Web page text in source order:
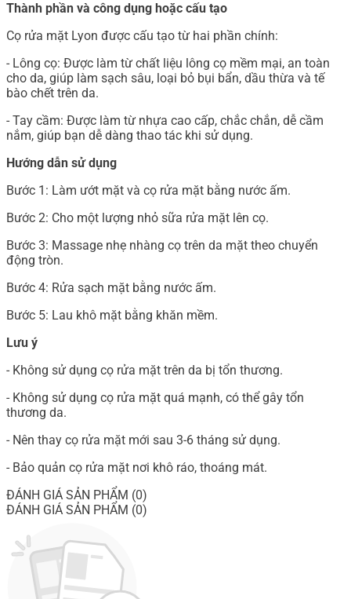
Thành phần và công dụng hoặc cấu tạo
Cọ rửa mặt Lyon được cấu tạo từ hai phần chính:
- Lông cọ: Được làm từ chất liệu lông cọ mềm mại, an toàn
cho da, giúp làm sạch sâu, loại bỏ bụi bẩn, dầu thừa và tế
bào chết trên da.
- Tay cầm: Được làm từ nhựa cao cấp, chắc chắn, dễ cầm
nắm, giúp bạn dễ dàng thao tác khi sử dụng.
Hướng dẫn sử dụng
Bước 1: Làm ướt mặt và cọ rửa mặt bằng nước ấm.
Bước 2: Cho một lượng nhỏ sữa rửa mặt lên cọ.
Bước 3: Massage nhẹ nhàng cọ trên da mặt theo chuyển
động tròn.
Bước 4: Rửa sạch mặt bằng nước ấm.
Bước 5: Lau khô mặt bằng khăn mềm.
Lưu ý
- Không sử dụng cọ rửa mặt trên da bị tổn thương.
- Không sử dụng cọ rửa mặt quá mạnh, có thể gây tổn
thương da.
- Nên thay cọ rửa mặt mới sau 3-6 tháng sử dụng.
- Bảo quản cọ rửa mặt nơi khô ráo, thoáng mát.
ĐÁNH GIÁ SẢN PHẨM (0)
ĐÁNH GIÁ SẢN PHẨM (0)